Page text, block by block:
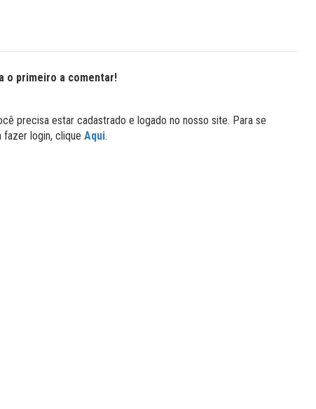
o primeiro a comentar!
precisa estar cadastrado e logado no nosso site. Para se
fazer login, clique Aqui.